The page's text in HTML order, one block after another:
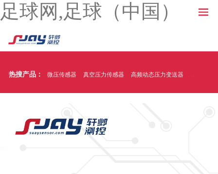
足球网,足球（中国）
热搜产品： 微压传感器 真空压力传感器 高频动态压力变送器 温压一体